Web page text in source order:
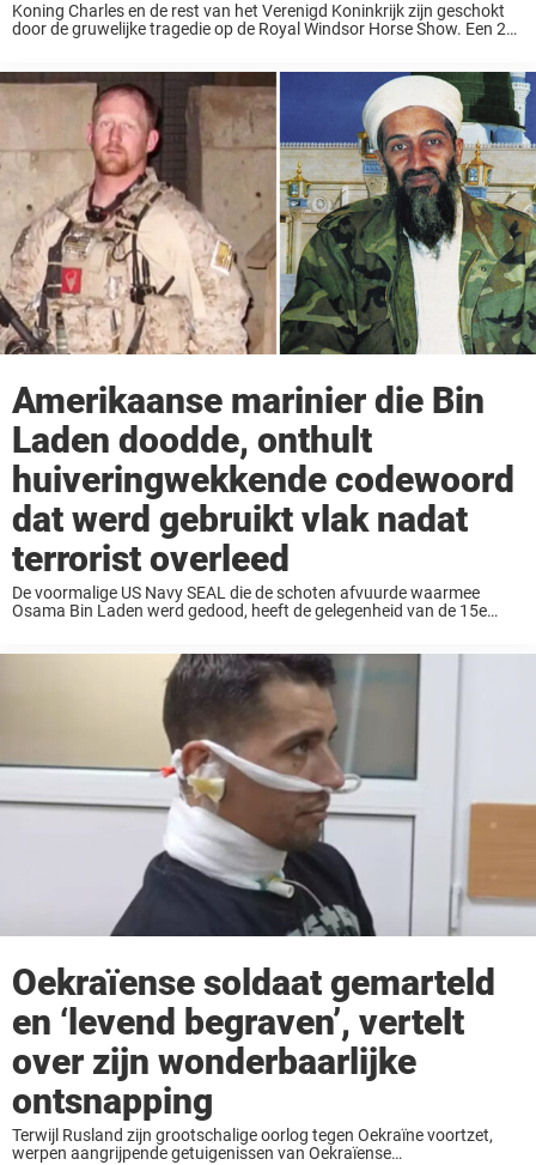
Koning Charles en de rest van het Verenigd Koninkrijk zijn geschokt
door de gruwelijke tragedie op de Royal Windsor Horse Show. Een 24-
Amerikaanse marinier die Bin
Laden doodde, onthult
huiveringwekkende codewoord
dat werd gebruikt vlak nadat
terrorist overleed
De voormalige US Navy SEAL die de schoten afvuurde waarmee
Osama Bin Laden werd gedood, heeft de gelegenheid van de 15e
Oekraïense soldaat gemarteld
en ‘levend begraven’, vertelt
over zijn wonderbaarlijke
ontsnapping
Terwijl Rusland zijn grootschalige oorlog tegen Oekraïne voortzet,
werpen aangrijpende getuigenissen van Oekraïense